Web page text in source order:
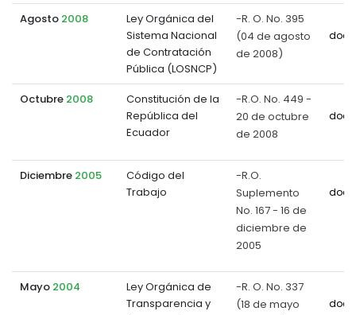
Agosto 2008
Ley Orgánica del
Sistema Nacional
de Contratación
Pública (LOSNCP)
-R. O. No. 395
(04 de agosto
de 2008)
Octubre 2008
Constitución de la
República del
Ecuador
-R.O. No. 449 -
20 de octubre
de 2008
Diciembre 2005
Código del
Trabajo
-R.O.
Suplemento
No. 167 - 16 de
diciembre de
2005
Mayo 2004
Ley Orgánica de
Transparencia y
-R. O. No. 337
(18 de mayo